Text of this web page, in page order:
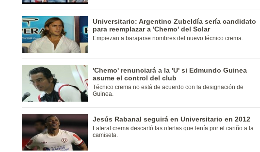
Universitario: Argentino Zubeldía sería candidato
para reemplazar a 'Chemo' del Solar
Empiezan a barajarse nombres del nuevo técnico crema.
'Chemo' renunciará a la 'U' si Edmundo Guinea
asume el control del club
Técnico crema no está de acuerdo con la designación de
Guinea.
Jesús Rabanal seguirá en Universitario en 2012
Lateral crema descartó las ofertas que tenía por el cariño a la
camiseta.